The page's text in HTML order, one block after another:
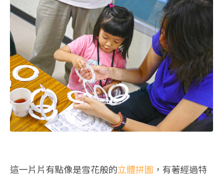
這一片片有點像是雪花般的立體拼圖 ，有著經過特